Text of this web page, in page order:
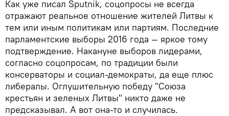
Как уже писал Sputnik, соцопросы не всегда
отражают реальное отношение жителей Литвы к
тем или иным политикам или партиям. Последние
парламентские выборы 2016 года — яркое тому
подтверждение. Накануне выборов лидерами,
согласно соцопросам, по традиции были
консерваторы и социал-демократы, да еще плюс
либералы. Оглушительную победу "Союза
крестьян и зеленых Литвы" никто даже не
предсказывал. А вот она-то и случилась.